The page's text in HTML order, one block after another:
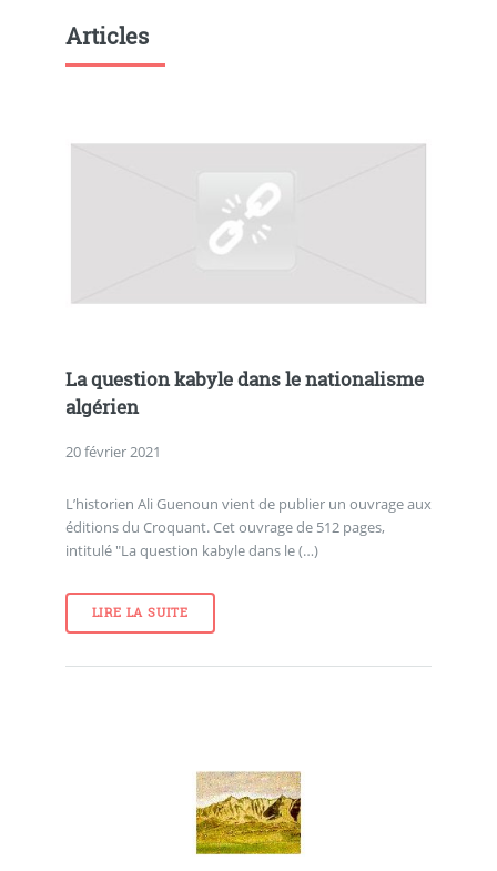
Articles
La question kabyle dans le nationalisme
algérien
20 février 2021
L’historien Ali Guenoun vient de publier un ouvrage aux
éditions du Croquant. Cet ouvrage de 512 pages,
intitulé "La question kabyle dans le (…)
LIRE LA SUITE